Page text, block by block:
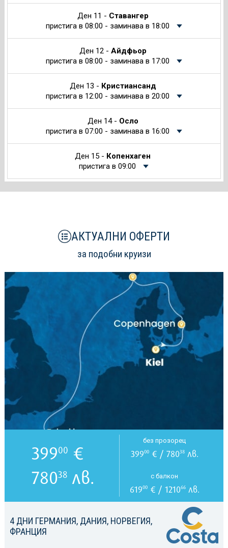
Ден 11 - Ставангер
пристига в 08:00 - заминава в 18:00
Ден 12 - Айдфьор
пристига в 08:00 - заминава в 17:00
Ден 13 - Кристиансанд
пристига в 12:00 - заминава в 20:00
Ден 14 - Осло
пристига в 07:00 - заминава в 16:00
Ден 15 - Копенхаген
пристига в 09:00
АКТУАЛНИ ОФЕРТИ
за подобни круизи
4 ДНИ ГЕРМАНИЯ, ДАНИЯ, НОРВЕГИЯ,
ФРАНЦИЯ
39900 €
78038лв.
без прозорец
39900€ / 78038лв.
с балкон
61900€ / 121066лв.